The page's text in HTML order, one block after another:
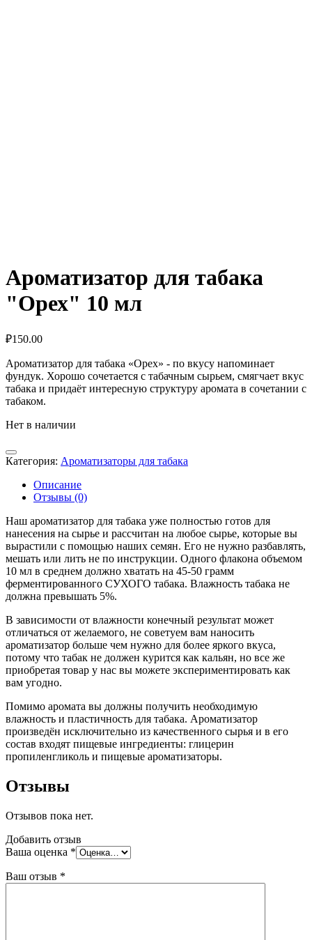
Ароматизатор для табака
"Орех" 10 мл
₽150.00
Ароматизатор для табака «Орех» - по вкусу напоминает
фундук. Хорошо сочетается с табачным сырьем, смягчает вкус
табака и придаёт интересную структуру аромата в сочетании с
табаком.
Нет в наличии
Категория: Ароматизаторы для табака
Описание
Отзывы (0)
Наш ароматизатор для табака уже полностью готов для
нанесения на сырье и рассчитан на любое сырье, которые вы
вырастили с помощью наших семян. Его не нужно разбавлять,
мешать или лить не по инструкции. Одного флакона объемом
10 мл в среднем должно хватать на 45-50 грамм
ферментированного СУХОГО табака. Влажность табака не
должна превышать 5%.
В зависимости от влажности конечный результат может
отличаться от желаемого, не советуем вам наносить
ароматизатор больше чем нужно для более яркого вкуса,
потому что табак не должен курится как кальян, но все же
приобретая товар у нас вы можете экспериментировать как
вам угодно.
Помимо аромата вы должны получить необходимую
влажность и пластичность для табака. Ароматизатор
произведён исключительно из качественного сырья и в его
состав входят пищевые ингредиенты: глицерин
пропиленгликоль и пищевые ароматизаторы.
Отзывы
Отзывов пока нет.
Добавить отзыв
Ваша оценка *
Ваш отзыв *